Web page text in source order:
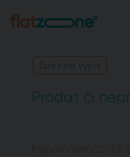
Prodat či
hypoindex.cz, 10.